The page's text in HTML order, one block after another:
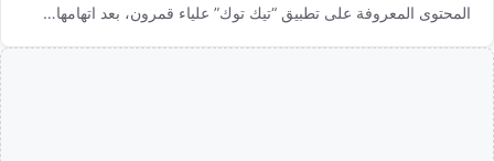
المحتوى المعروفة على تطبيق “تيك توك” علياء قمرون، بعد اتهامها…